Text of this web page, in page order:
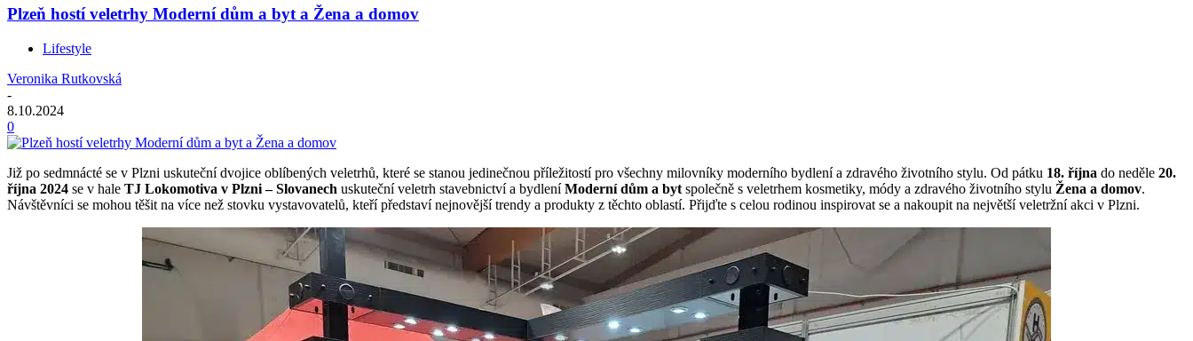
Plzeň hostí veletrhy Moderní dům a byt a Žena a domov
Lifestyle
Veronika Rutkovská
-
8.10.2024
0
Již po sedmnácté se v Plzni uskuteční dvojice oblíbených veletrhů, které se stanou jedinečnou příležitostí pro všechny milovníky moderního bydlení a zdravého životního stylu. Od pátku 18. října do neděle 20.
října 2024 se v hale TJ Lokomotiva v Plzni – Slovanech uskuteční veletrh stavebnictví a bydleníModerní dům a byt společně s veletrhem kosmetiky, módy a zdravého životního stylu Žena a domov.
Návštěvníci se mohou těšit na více než stovku vystavovatelů, kteří představí nejnovější trendy a produkty z těchto oblastí. Přijďte s celou rodinou inspirovat se a nakoupit na největší veletržní akci v Plzni.